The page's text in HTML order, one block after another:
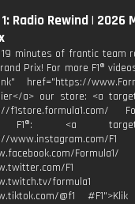
1: Radio Rewind | 2026
minutes of frantic team
Prix! For more F1®
href="https://
a> our store: <a
f1store.formula1.com/
F1®: <a
www.instagram.com/F1
Formula1/
F1
formula1
@f1